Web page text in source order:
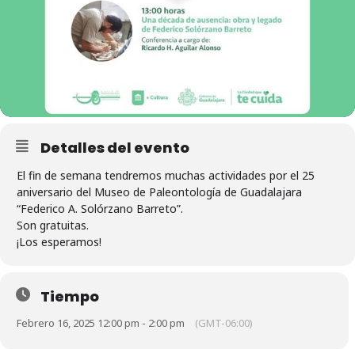
Detalles del evento
El fin de semana tendremos muchas actividades por el 25
aniversario del Museo de Paleontología de Guadalajara
“Federico A. Solórzano Barreto”.
Son gratuitas.
¡Los esperamos!
Tiempo
Febrero 16, 2025 12:00 pm - 2:00 pm (GMT-06:00)